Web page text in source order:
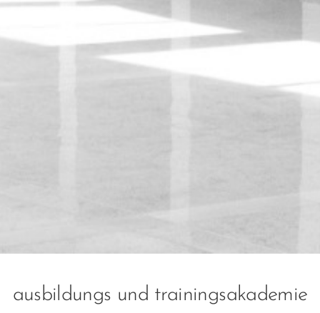
ausbildungs und trainingsakademie